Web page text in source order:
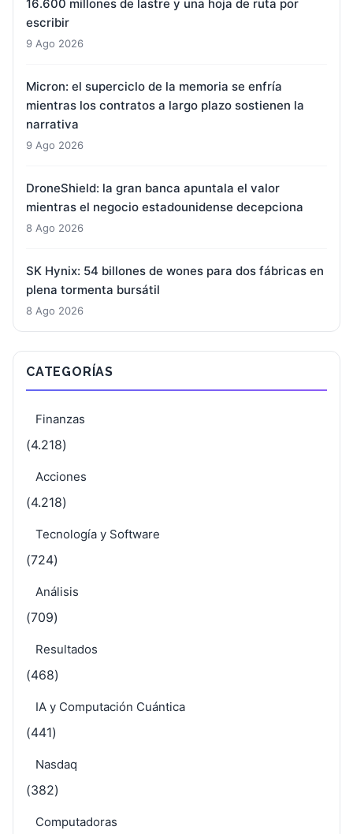
16.600 millones de lastre y una hoja de ruta por
escribir
9 Ago 2026
Micron: el superciclo de la memoria se enfría
mientras los contratos a largo plazo sostienen la
narrativa
9 Ago 2026
DroneShield: la gran banca apuntala el valor
mientras el negocio estadounidense decepciona
8 Ago 2026
SK Hynix: 54 billones de wones para dos fábricas en
plena tormenta bursátil
8 Ago 2026
CATEGORÍAS
Finanzas
(4.218)
Acciones
(4.218)
Tecnología y Software
(724)
Análisis
(709)
Resultados
(468)
IA y Computación Cuántica
(441)
Nasdaq
(382)
Computadoras